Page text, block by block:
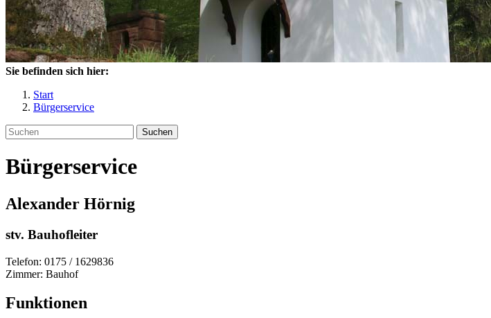
Sie befinden sich hier:
Start
Bürgerservice
Suchen
Bürgerservice
Alexander Hörnig
stv. Bauhofleiter
Telefon: 0175 / 1629836
Zimmer: Bauhof
Funktionen